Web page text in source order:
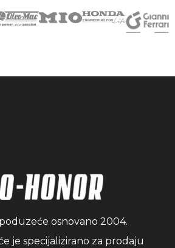
osnovano 2004.
je specijalizirano za prodaju